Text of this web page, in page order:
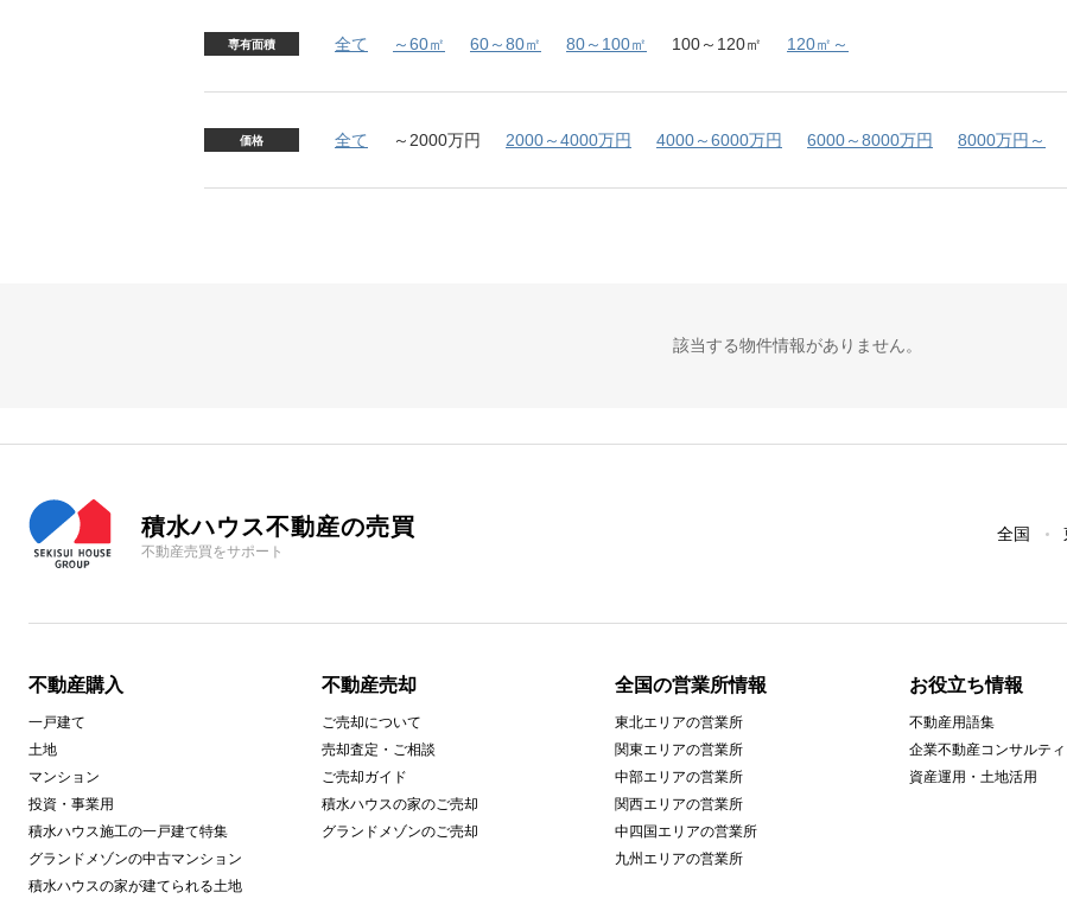
専有面積 全て ～60㎡ 60～80㎡ 80～100㎡ 100～120㎡ 120㎡～
価格 全て ～2000万円 2000～4000万円 4000～6000万円 6000～8000万円 8000万円～
該当する物件情報がありません。
積水ハウス不動産の売買
不動産売買をサポート
全国
不動産購入
一戸建て
土地
マンション
投資・事業用
積水ハウス施工の一戸建て特集
グランドメゾンの中古マンション
積水ハウスの家が建てられる土地
不動産売却
ご売却について
売却査定・ご相談
ご売却ガイド
積水ハウスの家のご売却
グランドメゾンのご売却
全国の営業所情報
東北エリアの営業所
関東エリアの営業所
中部エリアの営業所
関西エリアの営業所
中四国エリアの営業所
九州エリアの営業所
お役立ち情報
不動産用語集
企業不動産コンサルテ
資産運用・土地活用